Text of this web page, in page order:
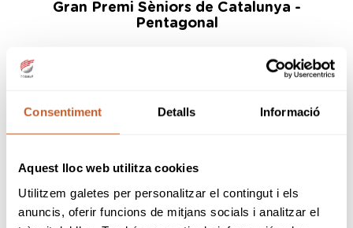
Consentiment Detalls Informació
Aquest lloc web utilitza cookies
Utilitzem galetes per personalitzar el contingut i els
anuncis, oferir funcions de mitjans socials i analitzar el
Gran Premi Sèniors de Catalunya -
Pentagonal
Interclubs Femení de Catalunya
Quadrangular Femení de Catalunya
Family Cup